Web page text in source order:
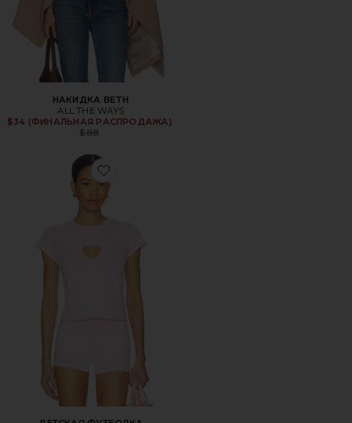
НАКИДКА BETH
ALL THE WAYS
$34 (ФИНАЛЬНАЯ РАСПРОДАЖА)
Previous price:
$88
Favorite ДЕТСКАЯ ФУТБОЛКА